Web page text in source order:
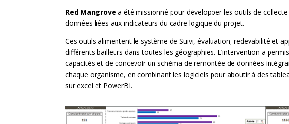
Red Mangrove a été missionné pour développer les outils de
données liées aux indicateurs du cadre logique du projet.
Ces outils alimentent le système de Suivi, évaluation, redevabilité et
différents bailleurs dans toutes les géographies. L’intervention a
capacités et de concevoir un schéma de remontée de données
chaque organisme, en combinant les logiciels pour aboutir à des
sur excel et PowerBI.